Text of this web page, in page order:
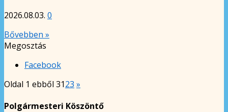
2026.08.03. 0
Bővebben »
Megosztás
Facebook
Oldal 1 ebből 3123 »
Polgármesteri Köszöntő